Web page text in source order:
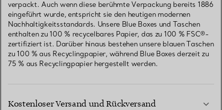
verpackt. Auch wenn diese berühmte Verpackung bereits 1886
eingeführt wurde, entspricht sie den heutigen modernen
Nachhaltigkeitsstandards. Unsere Blue Boxes und Taschen
enthalten zu 100 % recycelbares Papier, das zu 100 % FSC®-
zertifiziert ist. Darüber hinaus bestehen unsere blauen Taschen
zu 100 % aus Recyclingpapier, während Blue Boxes derzeit zu
75 % aus Recyclingpapier hergestellt werden.
Kostenloser Versand und Rückversand